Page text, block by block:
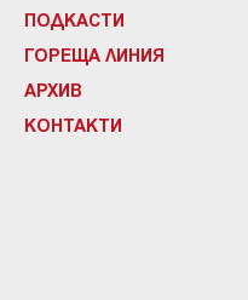
ПОДКАСТИ
ГОРЕЩА ЛИНИЯ
АРХИВ
КОНТАКТИ